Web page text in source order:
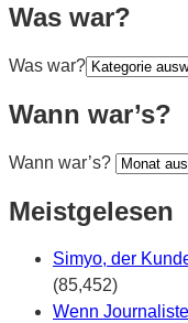
Was war?
Was war?
Wann war’s?
Wann war’s?
Meistgelesen
Simyo, der
(85,452)
Wenn